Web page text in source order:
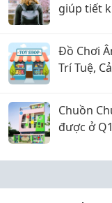
giúp tiết
Đồ Chơi
Trí Tuệ,
Chuồn
được ở